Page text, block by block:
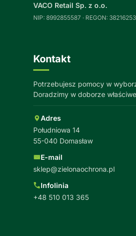
VACO Retail Sp. z o.o.
NIP: 8992855587 · REGON:
Kontakt
Potrzebujesz pomocy w
Doradzimy w doborze
Adres
Południowa 14
55-040 Domasław
E-mail
sklep@zielonaochrona.pl
Infolinia
+48 510 013 365